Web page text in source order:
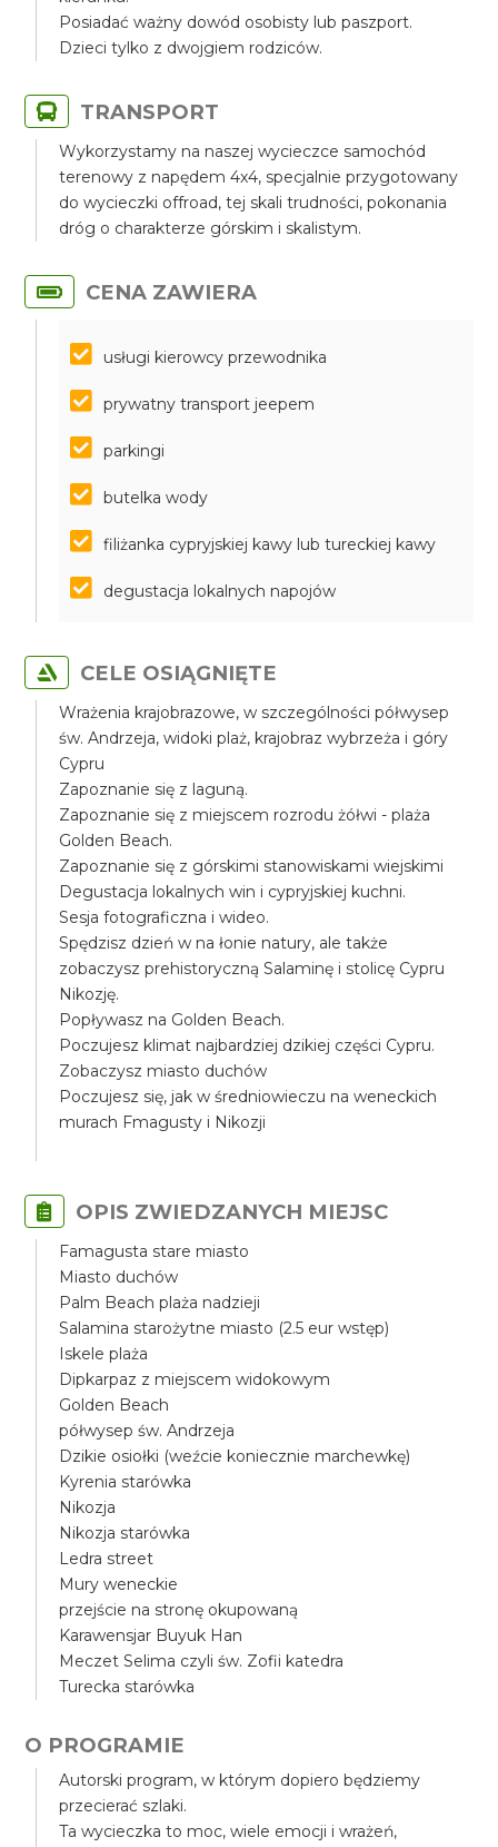
Posiadać ważny dowód osobisty lub paszport.
Dzieci tylko z dwojgiem rodziców.
TRANSPORT
Wykorzystamy na naszej wycieczce samochód
terenowy z napędem 4x4, specjalnie przygotowany
do wycieczki offroad, tej skali trudności, pokonania
dróg o charakterze górskim i skalistym.
CENA ZAWIERA
usługi kierowcy przewodnika
prywatny transport jeepem
parkingi
butelka wody
filiżanka cypryjskiej kawy lub tureckiej kawy
degustacja lokalnych napojów
CELE OSIĄGNIĘTE
Wrażenia krajobrazowe, w szczególności półwysep
św. Andrzeja, widoki plaż, krajobraz wybrzeża i góry
Cypru
Zapoznanie się z laguną.
Zapoznanie się z miejscem rozrodu żółwi - plaża
Golden Beach.
Zapoznanie się z górskimi stanowiskami wiejskimi
Degustacja lokalnych win i cypryjskiej kuchni.
Sesja fotograficzna i wideo.
Spędzisz dzień w na łonie natury, ale także
zobaczysz prehistoryczną Salaminę i stolicę Cypru
Nikozję.
Popływasz na Golden Beach.
Poczujesz klimat najbardziej dzikiej części Cypru.
Zobaczysz miasto duchów
Poczujesz się, jak w średniowieczu na weneckich
murach Fmagusty i Nikozji
OPIS ZWIEDZANYCH MIEJSC
Famagusta stare miasto
Miasto duchów
Palm Beach plaża nadzieji
Salamina starożytne miasto (2.5 eur wstęp)
Iskele plaża
Dipkarpaz z miejscem widokowym
Golden Beach
półwysep św. Andrzeja
Dzikie osiołki (weźcie koniecznie marchewkę)
Kyrenia starówka
Nikozja
Nikozja starówka
Ledra street
Mury weneckie
przejście na stronę okupowaną
Karawensjar Buyuk Han
Meczet Selima czyli św. Zofii katedra
Turecka starówka
O PROGRAMIE
Autorski program, w którym dopiero będziemy
przecierać szlaki.
Ta wycieczka to moc, wiele emocji i wrażeń,